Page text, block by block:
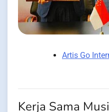
Artis Go
Kerja Sama